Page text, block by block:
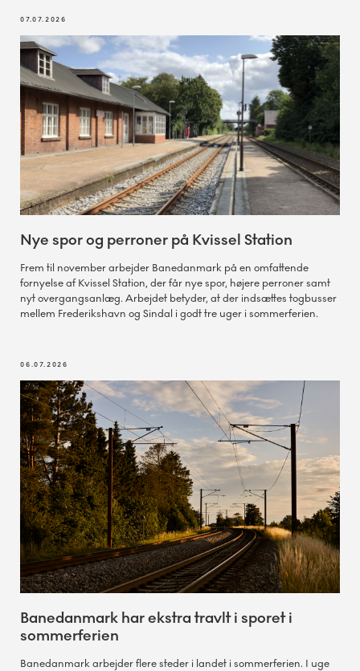
07.07.2026
Nye spor og perroner på Kvissel Station
Frem til november arbejder Banedanmark på en omfattende
fornyelse af Kvissel Station, der får nye spor, højere perroner samt
nyt overgangsanlæg. Arbejdet betyder, at der indsættes togbusser
mellem Frederikshavn og Sindal i godt tre uger i sommerferien.
06.07.2026
Banedanmark har ekstra travlt i sporet i
sommerferien
Banedanmark arbejder flere steder i landet i sommerferien. I uge